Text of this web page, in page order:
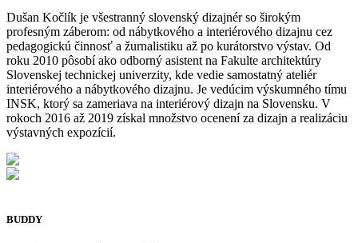
Dušan Kočlík je všestranný slovenský dizajnér so širokým
profesným záberom: od nábytkového a interiérového dizajnu cez
pedagogickú činnosť a žurnalistiku až po kurátorstvo výstav. Od
roku 2010 pôsobí ako odborný asistent na Fakulte architektúry
Slovenskej technickej univerzity, kde vedie samostatný ateliér
interiérového a nábytkového dizajnu. Je vedúcim výskumného tímu
INSK, ktorý sa zameriava na interiérový dizajn na Slovensku. V
rokoch 2016 až 2019 získal množstvo ocenení za dizajn a realizáciu
výstavných expozícií.
BUDDY